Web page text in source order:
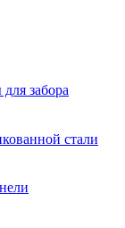
забора
стали